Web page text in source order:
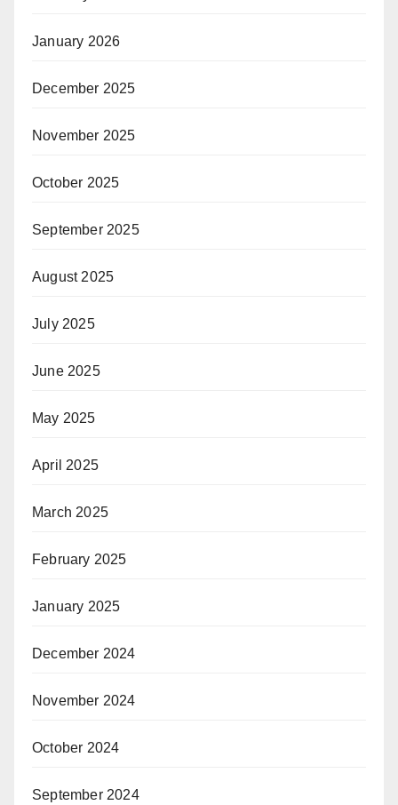
January 2026
December 2025
November 2025
October 2025
September 2025
August 2025
July 2025
June 2025
May 2025
April 2025
March 2025
February 2025
January 2025
December 2024
November 2024
October 2024
September 2024